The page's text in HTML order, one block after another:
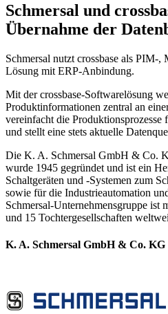
Schmersal und
Übernahme der
Schmersal nutzt crossbase als PIM-
Lösung mit ERP-Anbindung.
Mit der crossbase-Softwarelösung
Produktinformationen zentral an
vereinfacht die Produktionsprozesse
und stellt eine stets aktuelle
Die K. A. Schmersal GmbH & Co.
wurde 1945 gegründet und ist ein
Schaltgeräten und -Systemen zum
sowie für die Industrieautomation
Schmersal-Unternehmensgruppe ist
und 15 Tochtergesellschaften
K. A. Schmersal GmbH & Co. KG